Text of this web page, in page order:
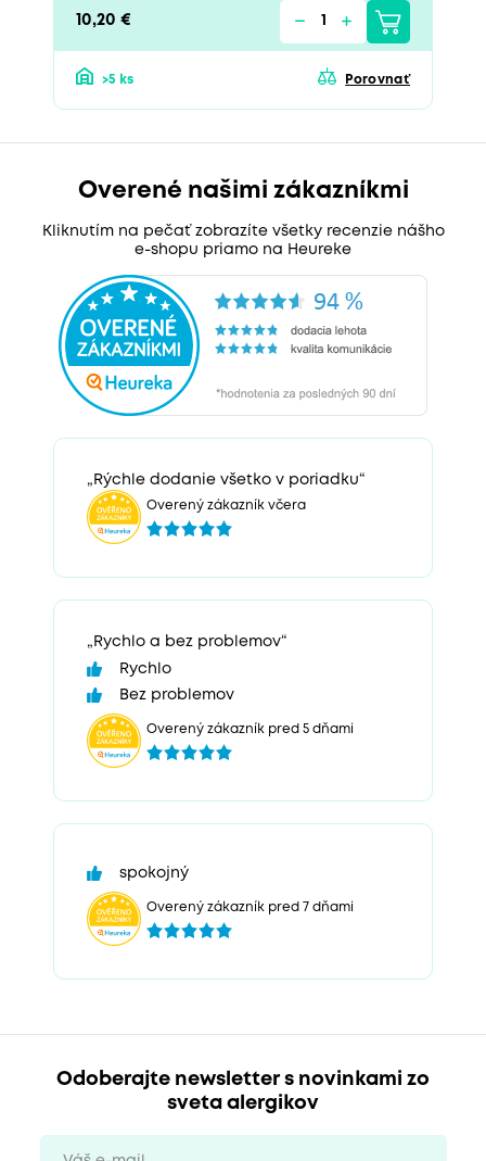
10,20 €
>5 ks Porovnať
Overené našimi zákazníkmi
Kliknutím na pečať zobrazíte všetky recenzie nášho
e-shopu priamo na Heureke
„Rýchle dodanie všetko v poriadku“
Overený zákazník včera
„Rychlo a bez problemov“
Rychlo
Bez problemov
Overený zákazník pred 5 dňami
spokojný
Overený zákazník pred 7 dňami
Odoberajte newsletter s novinkami zo
sveta alergikov